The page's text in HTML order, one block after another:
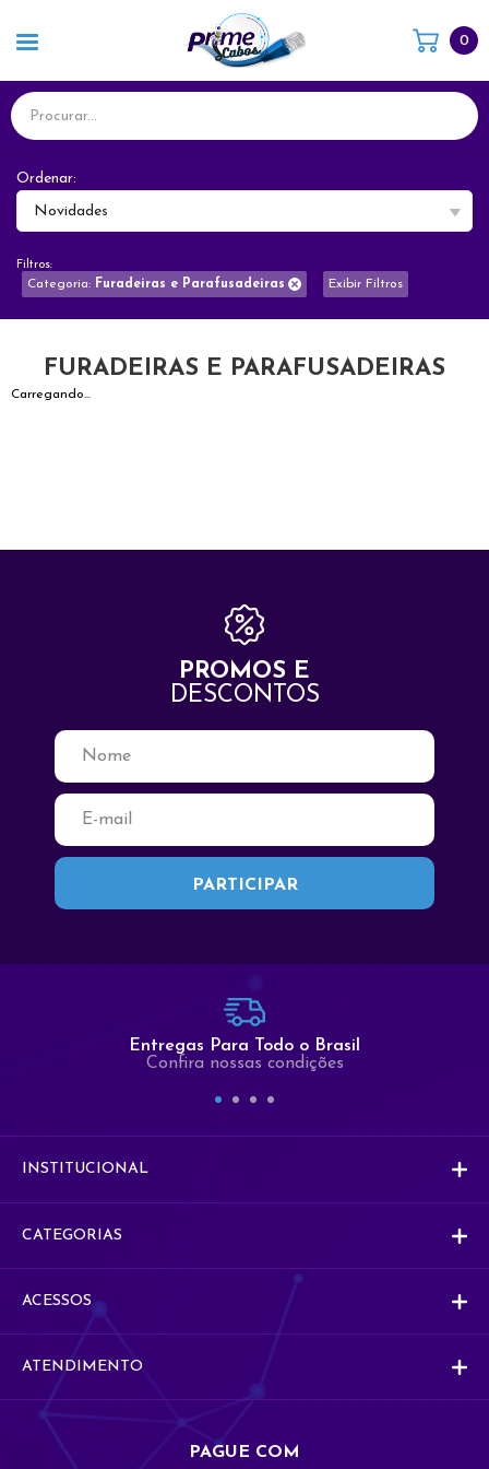
0
Ordenar:
Novidades
Filtros:
Categoria: Furadeiras e Parafusadeiras Exibir Filtros
FURADEIRAS E PARAFUSADEIRAS
Carregando...
PROMOS E
DESCONTOS
Entregas Para Todo o Brasil
Confira nossas condições
INSTITUCIONAL
CATEGORIAS
ACESSOS
ATENDIMENTO
PAGUE COM
Comercial
Comercial
Vendas